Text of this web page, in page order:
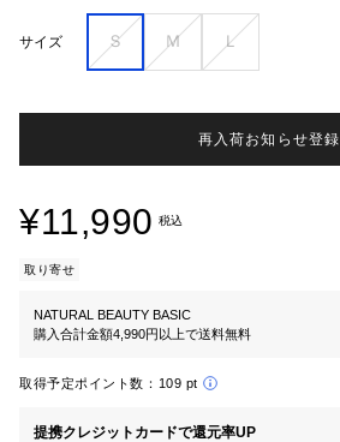
サイズ Ｓ Ｍ Ｌ
再入荷お知らせ登録
¥11,990 税込
取り寄せ
NATURAL BEAUTY BASIC
購入合計金額4,990円以上で送料無料
取得予定ポイント数： 109 pt
提携クレジットカードで還元率UP